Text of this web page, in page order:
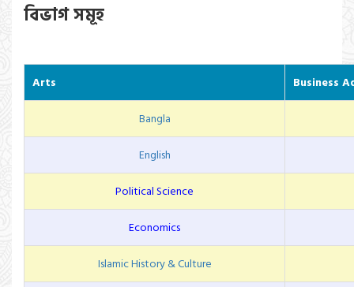
বিভাগ সমূহ
Arts
Business
Bangla
English
Political Science
Economics
Islamic History & Culture